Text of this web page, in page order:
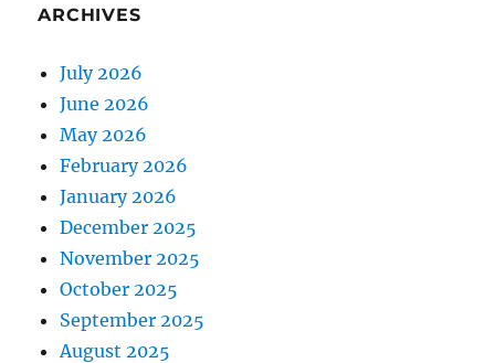
ARCHIVES
July 2026
June 2026
May 2026
February 2026
January 2026
December 2025
November 2025
October 2025
September 2025
August 2025